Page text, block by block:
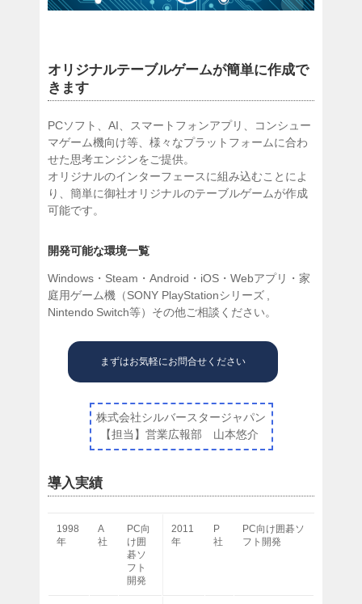
オリジナルテーブルゲームが簡単に作成で
きます
PCソフト、AI、スマートフォンアプリ、コンシュー
マゲーム機向け等、様々なプラットフォームに合わ
せた思考エンジンをご提供。
オリジナルのインターフェースに組み込むことによ
り、簡単に御社オリジナルのテーブルゲームが作成
可能です。
開発可能な環境一覧
Windows・Steam・Android・iOS・Webアプリ・家
庭用ゲーム機（SONY PlayStationシリーズ ,
Nintendo Switch等）その他ご相談ください。
まずはお気軽にお問合せください
株式会社シルバースタージャパン
【担当】営業広報部 山本悠介
導入実績
1998
年
A
社
PC向
け囲
碁ソ
フト
開発
2011
年
P
社
PC向け囲碁ソ
フト開発